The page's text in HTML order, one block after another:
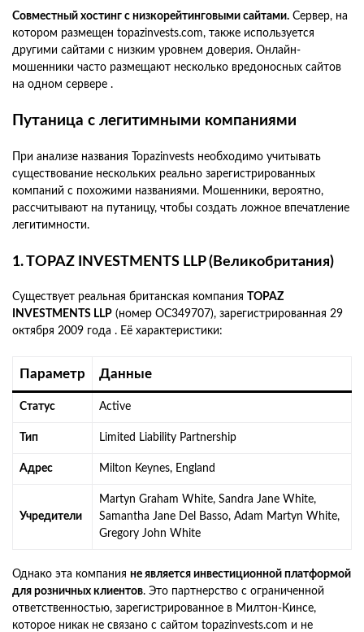
Совместный хостинг с низкорейтинговыми сайтами. Сервер, на
котором размещен topazinvests.com, также используется
другими сайтами с низким уровнем доверия. Онлайн-
мошенники часто размещают несколько вредоносных сайтов
на одном сервере .
Путаница с легитимными компаниями
При анализе названия Topazinvests необходимо учитывать
существование нескольких реально зарегистрированных
компаний с похожими названиями. Мошенники, вероятно,
рассчитывают на путаницу, чтобы создать ложное впечатление
легитимности.
1. TOPAZ INVESTMENTS LLP (Великобритания)
Существует реальная британская компания TOPAZ
INVESTMENTS LLP (номер OC349707), зарегистрированная 29
октября 2009 года . Её характеристики:
Параметр Данные
Статус Active
Тип Limited Liability Partnership
Адрес Milton Keynes, England
Учредители
Martyn Graham White, Sandra Jane White,
Samantha Jane Del Basso, Adam Martyn White,
Gregory John White
Однако эта компания не является инвестиционной платформой
для розничных клиентов. Это партнерство с ограниченной
ответственностью, зарегистрированное в Милтон-Кинсе,
которое никак не связано с сайтом topazinvests.com и не